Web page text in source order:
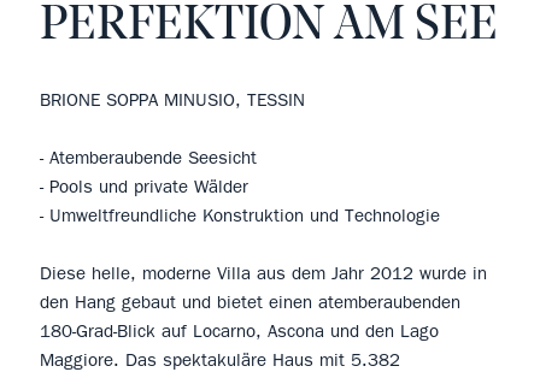
PERFEKTION AM SEE
BRIONE SOPPA MINUSIO, TESSIN
- Atemberaubende Seesicht
- Pools und private Wälder
- Umweltfreundliche Konstruktion und Technologie
Diese helle, moderne Villa aus dem Jahr 2012 wurde in
den Hang gebaut und bietet einen atemberaubenden
180-Grad-Blick auf Locarno, Ascona und den Lago
Maggiore. Das spektakuläre Haus mit 5.382